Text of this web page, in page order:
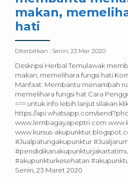
makan,
hati
Diterbitkan : Senin, 23 Mar 2020
Deskripsi Herbal Temulawak
makan, memelihara fungsi hati
Manfaat: Membantu menambah
memelihara fungsi hat Cara
=== untuk info lebih lanjut silakan
https://api.whatsapp.com/
www.lembagayapeptri.com
www.kursus-
#Jualpatungakupunktur
#akupunkturkesehatan
Senin, 23 Maret 2020